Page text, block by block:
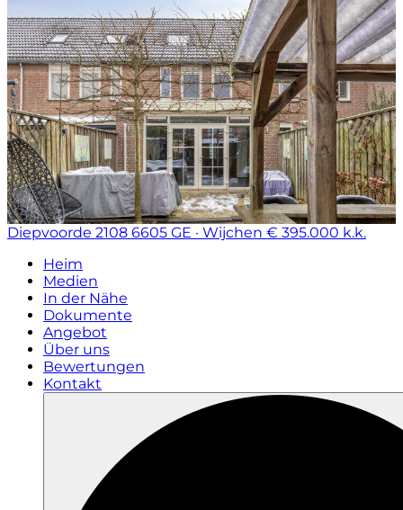
Diepvoorde 2108 6605 GE · Wijchen € 395.000 k.k.
Heim
Medien
In der Nähe
Dokumente
Angebot
Über uns
Bewertungen
Kontakt